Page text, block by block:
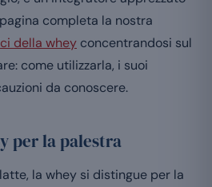
completa la nostra
della whey concentrandosi sul
come utilizzarla, i suoi
da conoscere.
per la palestra
la whey si distingue per la